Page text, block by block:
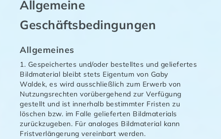
Allgemeine
Geschäftsbedingungen
Allgemeines
1. Gespeichertes und/oder bestelltes und geliefertes
Bildmaterial bleibt stets Eigentum von Gaby
Waldek, es wird ausschließlich zum Erwerb von
Nutzungsrechten vorübergehend zur Verfügung
gestellt und ist innerhalb bestimmter Fristen zu
löschen bzw. im Falle gelieferten Bildmaterials
zurückzugeben. Für analoges Bildmaterial kann
Fristverlängerung vereinbart werden.